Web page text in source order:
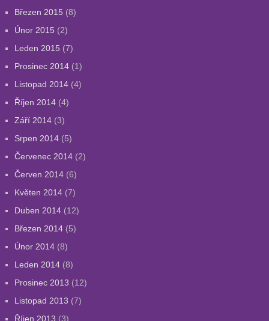
Březen 2015 (8)
Únor 2015 (2)
Leden 2015 (7)
Prosinec 2014(1)
Listopad 2014(4)
Říjen 2014(4)
Září 2014(3)
Srpen 2014(5)
Červenec 2014(2)
Červen 2014(6)
Květen 2014(7)
Duben 2014(12)
Březen 2014(5)
Únor 2014(8)
Leden 2014(8)
Prosinec 2013 (12)
Listopad 2013 (7)
Říjen 2013 (3)